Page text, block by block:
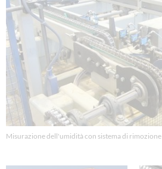
Misurazione dell'umidità con sistema di rimozione